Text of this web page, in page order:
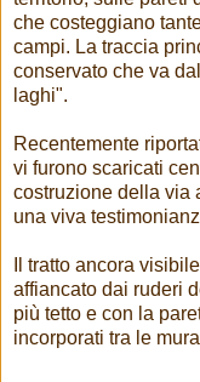
che costeggiano
campi. La traccia
conservato che va
laghi".
Recentemente
vi furono scaricati
costruzione della via
una viva
Il tratto ancora
affiancato dai ruderi
più tetto e con la
incorporati tra le